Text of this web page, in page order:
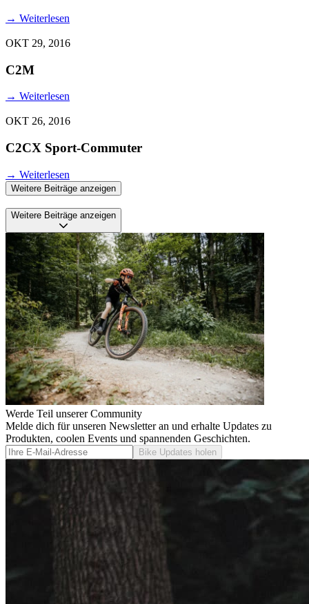
→ Weiterlesen
OKT 29, 2016
C2M
→ Weiterlesen
OKT 26, 2016
C2CX Sport-Commuter
→ Weiterlesen
Weitere Beiträge anzeigen
Weitere Beiträge anzeigen
Werde Teil unserer Community
Melde dich für unseren Newsletter an und erhalte Updates zu
Produkten, coolen Events und spannenden Geschichten.
Bike Updates holen